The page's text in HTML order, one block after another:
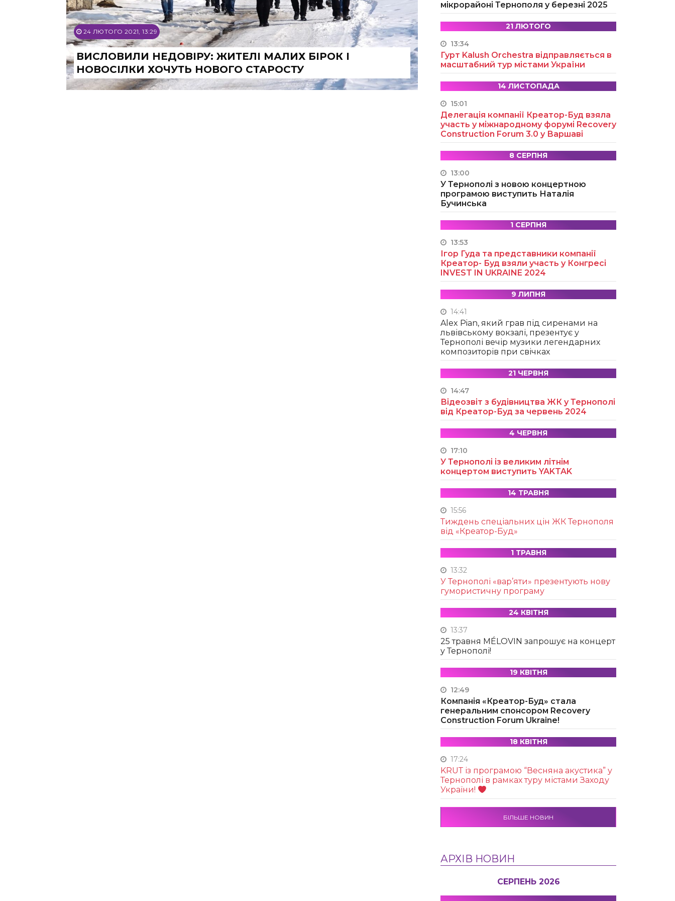
24 ЛЮТОГО 2021, 13:29
ВИСЛОВИЛИ НЕДОВІРУ: ЖИТЕЛІ МАЛИХ БІРОК І
НОВОСІЛКИ ХОЧУТЬ НОВОГО СТАРОСТУ
мікрорайоні Тернополя у березні 2025
21 ЛЮТОГО
13:34
Гурт Kalush Orchestra відправляється в
масштабний тур містами України
14 ЛИСТОПАДА
15:01
Делегація компанії Креатор-Буд взяла
участь у міжнародному форумі Recovery
Construction Forum 3.0 у Варшаві
8 СЕРПНЯ
13:00
У Тернополі з новою концертною
програмою виступить Наталія
Бучинська
1 СЕРПНЯ
13:53
Ігор Гуда та представники компанії
Креатор- Буд взяли участь у Конгресі
INVEST IN UKRAINE 2024
9 ЛИПНЯ
14:41
Alex Pian, який грав під сиренами на
львівському вокзалі, презентує у
Тернополі вечір музики легендарних
композиторів при свічках
21 ЧЕРВНЯ
14:47
Відеозвіт з будівництва ЖК у Тернополі
від Креатор-Буд за червень 2024
4 ЧЕРВНЯ
17:10
У Тернополі із великим літнім
концертом виступить YAKTAK
14 ТРАВНЯ
15:56
Тиждень спеціальних цін ЖК Тернополя
від «Креатор-Буд»
1 ТРАВНЯ
13:32
У Тернополі «вар’яти» презентують нову
гумористичну програму
24 КВІТНЯ
13:37
25 травня MÉLOVIN запрошує на концерт
у Тернополі!
19 КВІТНЯ
12:49
Компанія «Креатор-Буд» стала
генеральним спонсором Recovery
Construction Forum Ukraine!
18 КВІТНЯ
17:24
KRUТ із програмою “Весняна акустика” у
Тернополі в рамках туру містами Заходу
України!
БІЛЬШЕ НОВИН
АРХІВ НОВИН
СЕРПЕНЬ 2026